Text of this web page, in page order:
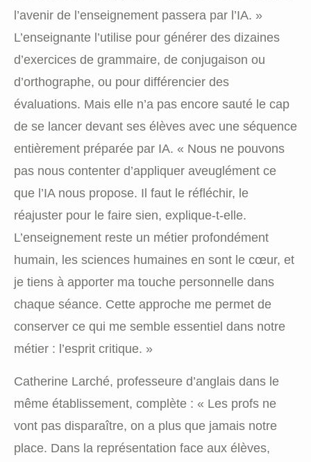
l’avenir de l’enseignement passera par l’IA. »
L’enseignante l’utilise pour générer des dizaines
d’exercices de grammaire, de conjugaison ou
d’orthographe, ou pour différencier des
évaluations. Mais elle n’a pas encore sauté le cap
de se lancer devant ses élèves avec une séquence
entièrement préparée par IA. « Nous ne pouvons
pas nous contenter d’appliquer aveuglément ce
que l’IA nous propose. Il faut le réfléchir, le
réajuster pour le faire sien, explique-t-elle.
L’enseignement reste un métier profondément
humain, les sciences humaines en sont le cœur, et
je tiens à apporter ma touche personnelle dans
chaque séance. Cette approche me permet de
conserver ce qui me semble essentiel dans notre
métier : l’esprit critique. »
Catherine Larché, professeure d’anglais dans le
même établissement, complète : « Les profs ne
vont pas disparaître, on a plus que jamais notre
place. Dans la représentation face aux élèves,